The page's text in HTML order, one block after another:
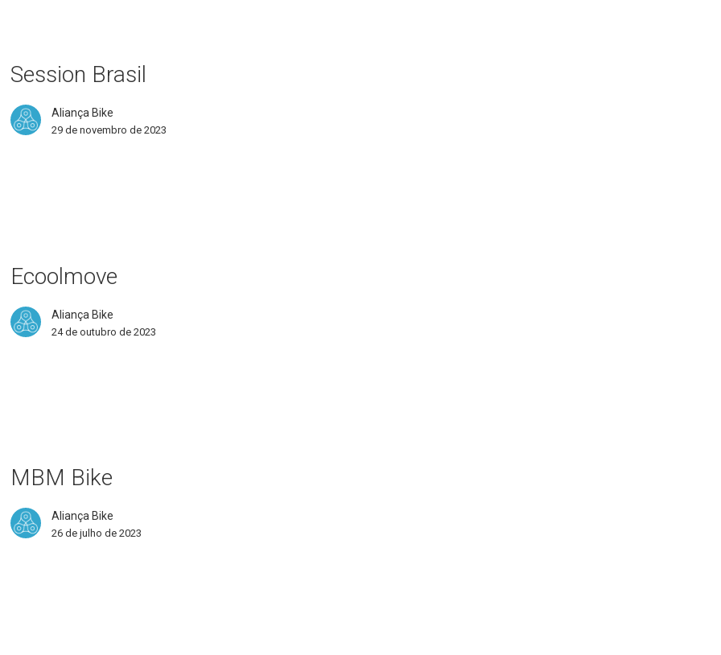
Session Brasil
Aliança Bike
29 de novembro de 2023
Ecoolmove
Aliança Bike
24 de outubro de 2023
MBM Bike
Aliança Bike
26 de julho de 2023